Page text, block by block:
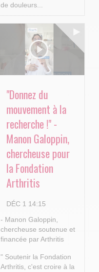
de douleurs...
"Donnez du
mouvement à la
recherche !" -
Manon Galoppin,
chercheuse pour
la Fondation
Arthritis
DÉC 1 14:15
- Manon Galoppin,
chercheuse soutenue et
financée par Arthritis
" Soutenir la Fondation
Arthritis, c'est croire à la